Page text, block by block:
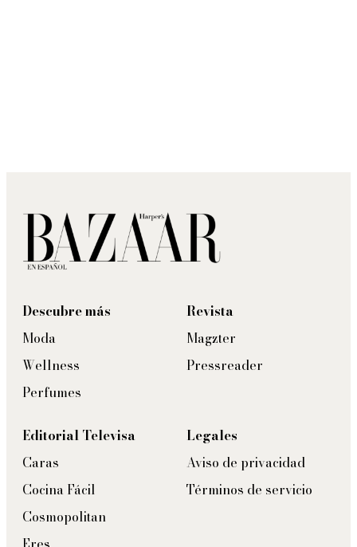
Descubre más
Moda
Wellness
Perfumes
Revista
Magzter
Pressreader
Editorial Televisa
Caras
Cocina Fácil
Cosmopolitan
Legales
Aviso de privacidad
Términos de servicio